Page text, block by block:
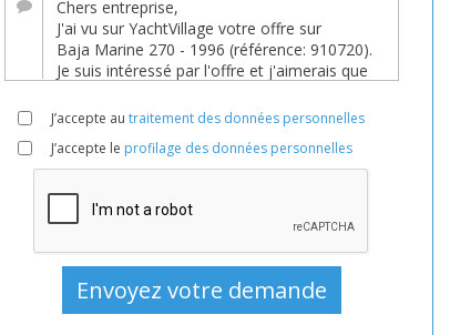
de
YachtVillage.net.
Bateau,
Bateau
En
D'occasion,
Bateau
à
J’accepte au traitement des données personnelles
J’accepte le profilage des données personnelles